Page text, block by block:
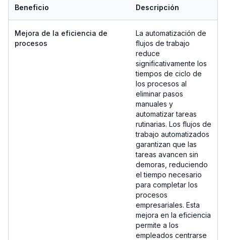
Beneficio Descripción
Mejora de la eficiencia de
procesos
La automatización de
flujos de trabajo
reduce
significativamente los
tiempos de ciclo de
los procesos al
eliminar pasos
manuales y
automatizar tareas
rutinarias. Los flujos de
trabajo automatizados
garantizan que las
tareas avancen sin
demoras, reduciendo
el tiempo necesario
para completar los
procesos
empresariales. Esta
mejora en la eficiencia
permite a los
empleados centrarse